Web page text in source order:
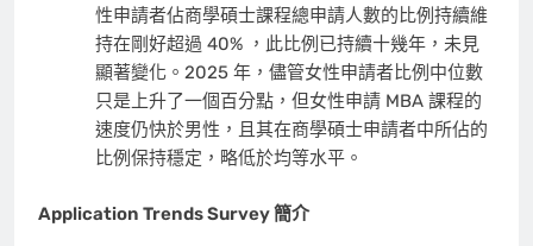
性申請者佔商學碩士課程總申請人數的比例持續維
持在剛好超過 40% ，此比例已持續十幾年，未見
顯著變化。2025 年，儘管女性申請者比例中位數
只是上升了一個百分點，但女性申請 MBA 課程的
速度仍快於男性，且其在商學碩士申請者中所佔的
比例保持穩定，略低於均等水平。
Application Trends Survey 簡介